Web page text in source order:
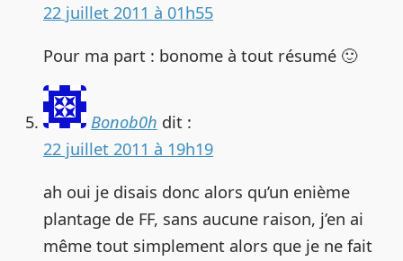
22 juillet 2011 à 01h55
Pour ma part : bonome à tout résumé 🙂
Bonob0h dit :
22 juillet 2011 à 19h19
ah oui je disais donc alors qu’un enième
plantage de FF, sans aucune raison, j’en ai
même tout simplement alors que je ne fait